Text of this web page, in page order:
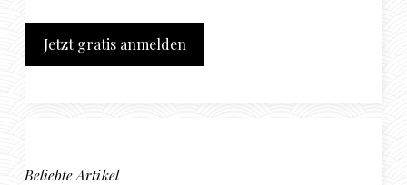
Jetzt gratis anmelden
Beliebte Artikel